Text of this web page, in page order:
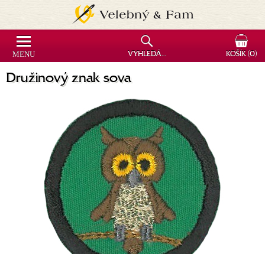
Družinový znak sova
MENU VYHLEDÁVÁNÍ KOŠÍK(0)